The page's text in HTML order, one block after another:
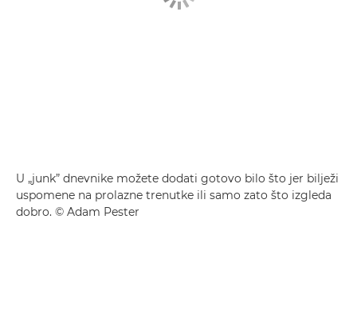
U „junk” dnevnike možete dodati gotovo bilo što jer bilježi
uspomene na prolazne trenutke ili samo zato što izgleda
dobro. © Adam Pester